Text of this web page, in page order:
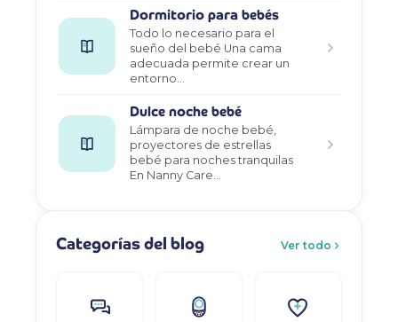
Dormitorio para bebés
Todo lo necesario para el
sueño del bebé Una cama
adecuada permite crear un
entorno…
Dulce noche bebé
Lámpara de noche bebé,
proyectores de estrellas
bebé para noches tranquilas
En Nanny Care…
Categorías del blog Ver todo